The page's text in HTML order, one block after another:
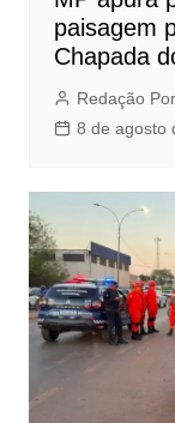
paisagem
Chapada
Redação
8 de agosto